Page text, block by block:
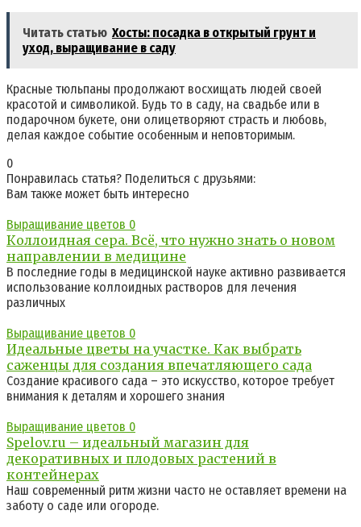
Читать статью Хосты: посадка в открытый грунт и
уход, выращивание в саду
Красные тюльпаны продолжают восхищать людей своей
красотой и символикой. Будь то в саду, на свадьбе или в
подарочном букете, они олицетворяют страсть и любовь,
делая каждое событие особенным и неповторимым.
0
Понравилась статья? Поделиться с друзьями:
Вам также может быть интересно
Выращивание цветов 0
Коллоидная сера. Всё, что нужно знать о новом
направлении в медицине
В последние годы в медицинской науке активно развивается
использование коллоидных растворов для лечения
различных
Выращивание цветов 0
Идеальные цветы на участке. Как выбрать
саженцы для создания впечатляющего сада
Создание красивого сада – это искусство, которое требует
внимания к деталям и хорошего знания
Выращивание цветов 0
Spelov.ru – идеальный магазин для
декоративных и плодовых растений в
контейнерах
Наш современный ритм жизни часто не оставляет времени на
заботу о саде или огороде.